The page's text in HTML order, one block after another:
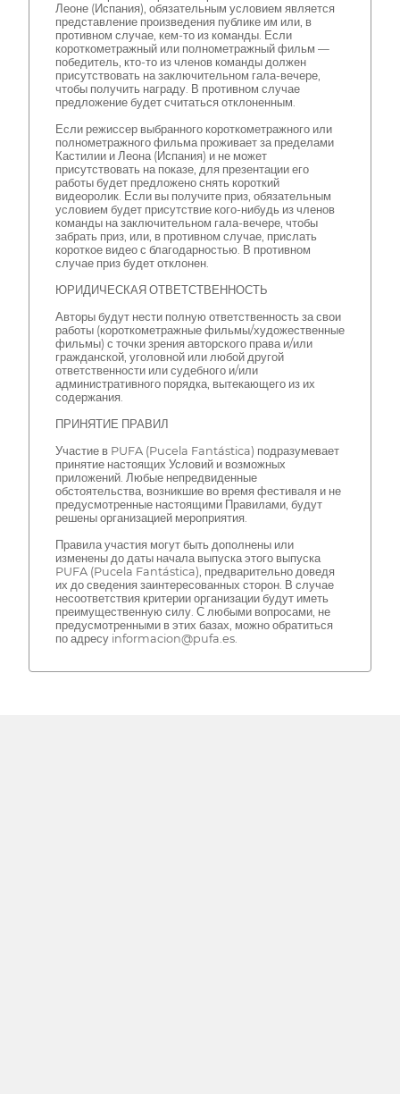
Леоне (Испания), обязательным условием является
представление произведения публике им или, в
противном случае, кем-то из команды. Если
короткометражный или полнометражный фильм —
победитель, кто-то из членов команды должен
присутствовать на заключительном гала-вечере,
чтобы получить награду. В противном случае
предложение будет считаться отклоненным.
Если режиссер выбранного короткометражного или
полнометражного фильма проживает за пределами
Кастилии и Леона (Испания) и не может
присутствовать на показе, для презентации его
работы будет предложено снять короткий
видеоролик. Если вы получите приз, обязательным
условием будет присутствие кого-нибудь из членов
команды на заключительном гала-вечере, чтобы
забрать приз, или, в противном случае, прислать
короткое видео с благодарностью. В противном
случае приз будет отклонен.
ЮРИДИЧЕСКАЯ ОТВЕТСТВЕННОСТЬ
Авторы будут нести полную ответственность за свои
работы (короткометражные фильмы/художественные
фильмы) с точки зрения авторского права и/или
гражданской, уголовной или любой другой
ответственности или судебного и/или
административного порядка, вытекающего из их
содержания.
ПРИНЯТИЕ ПРАВИЛ
Участие в PUFA (Pucela Fantástica) подразумевает
принятие настоящих Условий и возможных
приложений. Любые непредвиденные
обстоятельства, возникшие во время фестиваля и не
предусмотренные настоящими Правилами, будут
решены организацией мероприятия.
Правила участия могут быть дополнены или
изменены до даты начала выпуска этого выпуска
PUFA (Pucela Fantástica), предварительно доведя
их до сведения заинтересованных сторон. В случае
несоответствия критерии организации будут иметь
преимущественную силу. С любыми вопросами, не
предусмотренными в этих базах, можно обратиться
по адресу informacion@pufa.es.